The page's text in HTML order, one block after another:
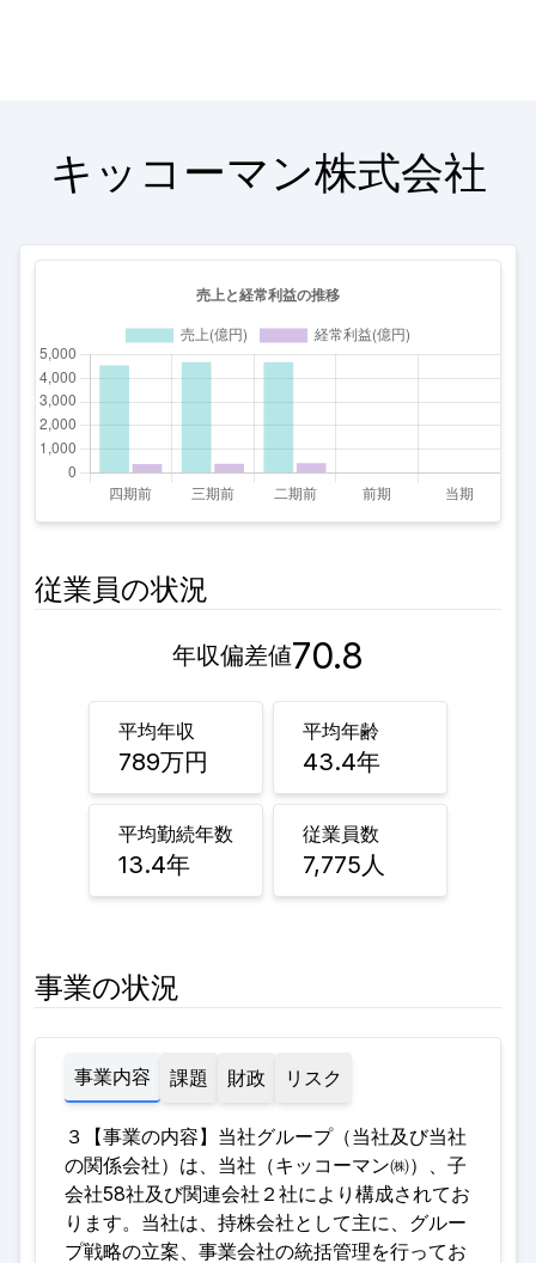
キッコーマン株式会社
従業員の状況
年収偏差値70.8
平均年収
789万円
平均年齢
43.4年
平均勤続年数
13.4年
従業員数
7,775人
事業の状況
事業内容 課題 財政 リスク
３【事業の内容】当社グループ（当社及び当社
の関係会社）は、当社（キッコーマン㈱）、子
会社58社及び関連会社２社により構成されてお
ります。当社は、持株会社として主に、グルー
プ戦略の立案、事業会社の統括管理を行ってお